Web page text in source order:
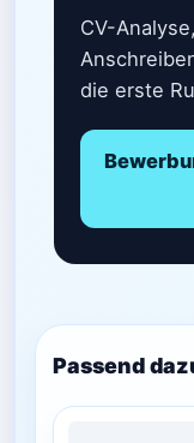
CV-
die erste
Passend